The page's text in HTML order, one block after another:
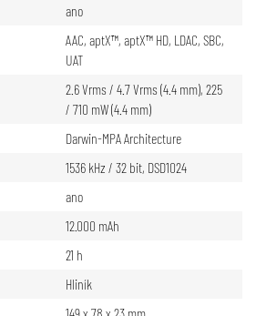
ano
AAC, aptX™, aptX™ HD, LDAC, SBC,
UAT
2.6 Vrms / 4.7 Vrms (4.4 mm), 225
/ 710 mW (4.4 mm)
Darwin-MPA Architecture
1536 kHz / 32 bit, DSD1024
ano
12.000 mAh
21 h
Hliník